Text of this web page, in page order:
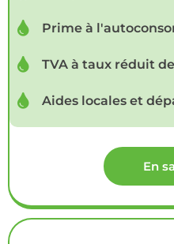
Prime à
TVA à taux réduit de
Aides locales et
En